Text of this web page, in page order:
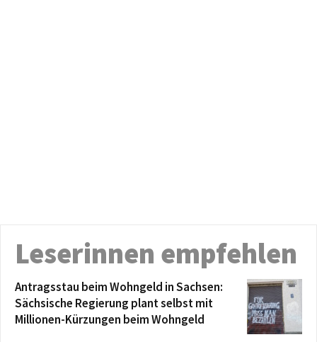
Leserinnen empfehlen
Antragsstau beim Wohngeld in Sachsen:
Sächsische Regierung plant selbst mit
Millionen-Kürzungen beim Wohngeld